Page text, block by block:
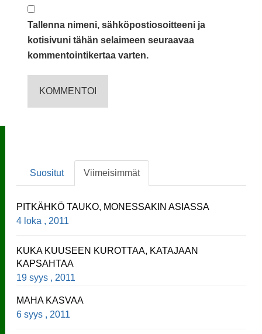
Tallenna nimeni, sähköpostiosoitteeni ja
kotisivuni tähän selaimeen seuraavaa
kommentointikertaa varten.
Suositut Viimeisimmät
PITKÄHKÖ TAUKO, MONESSAKIN ASIASSA
4 loka , 2011
KUKA KUUSEEN KUROTTAA, KATAJAAN
KAPSAHTAA
19 syys , 2011
MAHA KASVAA
6 syys , 2011